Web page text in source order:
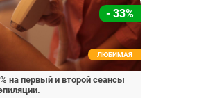
- 33%
ЛЮБИМАЯ
на первый и второй сеансы